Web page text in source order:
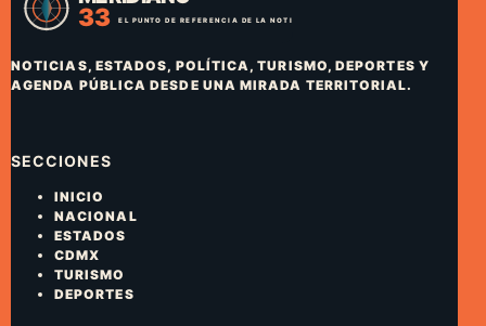
NOTICIAS, ESTADOS, POLÍTICA, TURISMO, DEPORTES Y
AGENDA PÚBLICA DESDE UNA MIRADA TERRITORIAL.
SECCIONES
INICIO
NACIONAL
ESTADOS
CDMX
TURISMO
DEPORTES